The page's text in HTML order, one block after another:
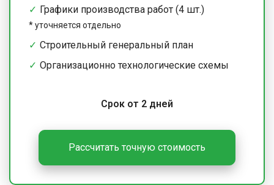
Графики производства работ (4 шт.)
*уточняется отдельно
Строительный генеральный план
Организационно технологические схемы
Срок от 2 дней
Рассчитать точную стоимость